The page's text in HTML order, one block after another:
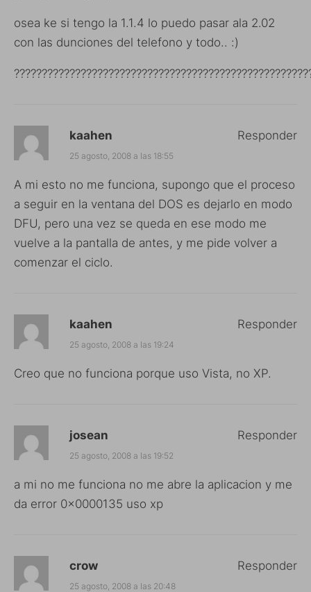
osea ke si tengo la 1.1.4 lo puedo pasar ala 2.02
con las dunciones del telefono y todo.. :)
kaahen
25 agosto, 2008 a las 18:55
A mi esto no me funciona, supongo que el proceso
a seguir en la ventana del DOS es dejarlo en modo
DFU, pero una vez se queda en ese modo me
vuelve a la pantalla de antes, y me pide volver a
comenzar el ciclo.
Responder
kaahen
25 agosto, 2008 a las 19:24
Creo que no funciona porque uso Vista, no XP.
Responder
josean
25 agosto, 2008 a las 19:52
a mi no me funciona no me abre la aplicacion y me
da error 0x0000135 uso xp
Responder
crow
25 agosto, 2008 a las 20:48
Responder